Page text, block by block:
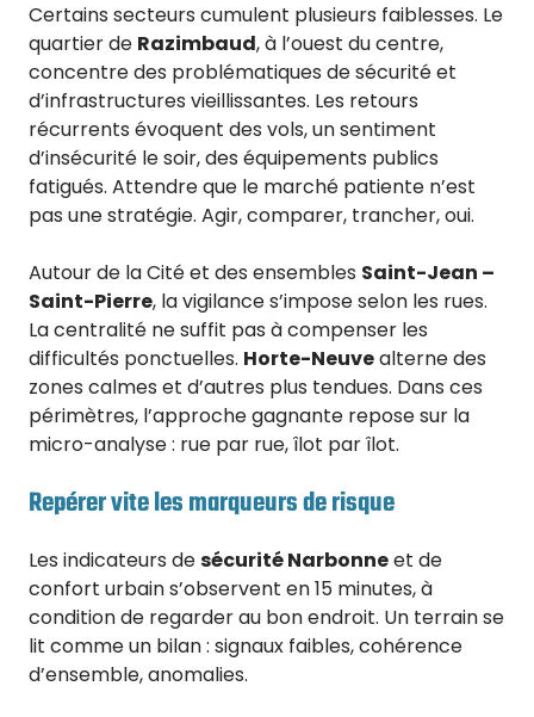
Certains secteurs cumulent plusieurs faiblesses. Le
quartier de Razimbaud, à l’ouest du centre,
concentre des problématiques de sécurité et
d’infrastructures vieillissantes. Les retours
récurrents évoquent des vols, un sentiment
d’insécurité le soir, des équipements publics
fatigués. Attendre que le marché patiente n’est
pas une stratégie. Agir, comparer, trancher, oui.
Autour de la Cité et des ensembles Saint-Jean –
Saint-Pierre, la vigilance s’impose selon les rues.
La centralité ne suffit pas à compenser les
difficultés ponctuelles. Horte-Neuvealterne des
zones calmes et d’autres plus tendues. Dans ces
périmètres, l’approche gagnante repose sur la
micro-analyse : rue par rue, îlot par îlot.
Repérer vite les marqueurs de risque
Les indicateurs desécurité Narbonneet de
confort urbain s’observent en 15 minutes, à
condition de regarder au bon endroit. Un terrain se
lit comme un bilan : signaux faibles, cohérence
d’ensemble, anomalies.